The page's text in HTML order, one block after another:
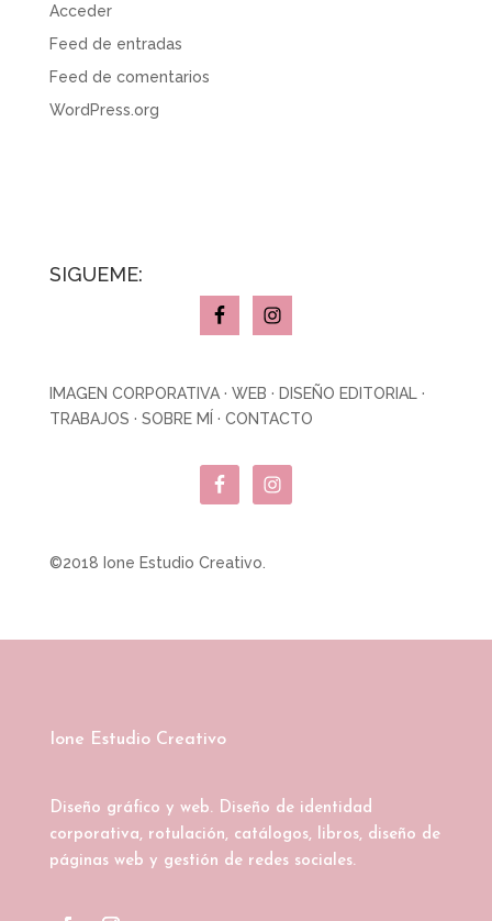
Acceder
Feed de entradas
Feed de comentarios
WordPress.org
SÍGUEME:
IMAGEN CORPORATIVA· WEB · DISEÑO EDITORIAL ·
TRABAJOS · SOBRE MÍ · CONTACTO
©2018 Ione Estudio Creativo.
Ione Estudio Creativo
Diseño gráfico y web. Diseño de identidad
corporativa, rotulación, catálogos, libros, diseño de
páginas web y gestión de redes sociales.